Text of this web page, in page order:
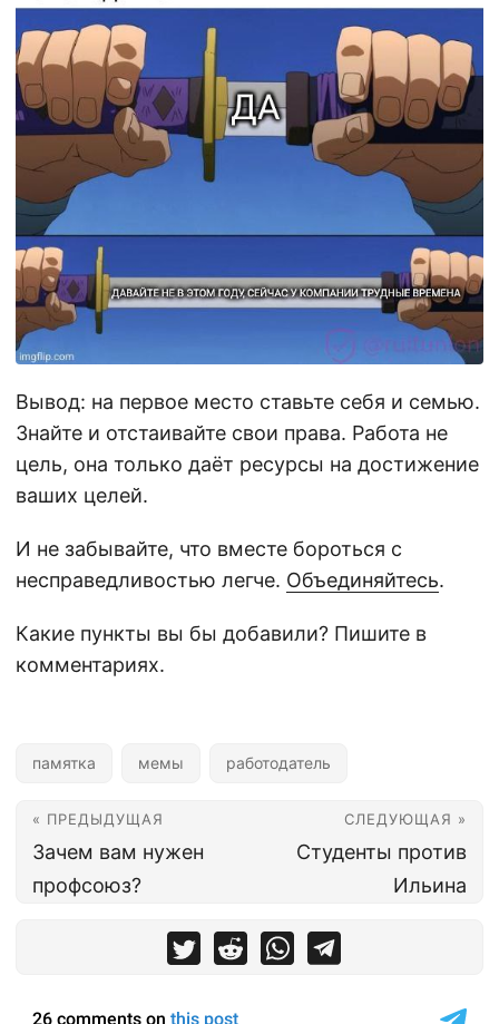
Вывод: на первое место ставьте себя и семью.
Знайте и отстаивайте свои права. Работа не
цель, она только даёт ресурсы на достижение
ваших целей.
И не забывайте, что вместе бороться с
несправедливостью легче. Объединяйтесь.
Какие пункты вы бы добавили? Пишите в
комментариях.
памятка мемы работодатель
« ПРЕДЫДУЩАЯ
Зачем вам нужен
профсоюз?
СЛЕДУЮЩАЯ »
Студенты против
Ильина